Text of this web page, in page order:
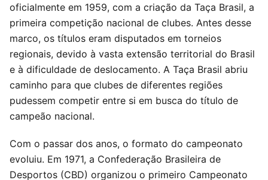
oficialmente em 1959, com a criação da Taça Brasil, a
primeira competição nacional de clubes. Antes desse
marco, os títulos eram disputados em torneios
regionais, devido à vasta extensão territorial do Brasil
e à dificuldade de deslocamento. A Taça Brasil abriu
caminho para que clubes de diferentes regiões
pudessem competir entre si em busca do título de
campeão nacional.
Com o passar dos anos, o formato do campeonato
evoluiu. Em 1971, a Confederação Brasileira de
Desportos (CBD) organizou o primeiro Campeonato